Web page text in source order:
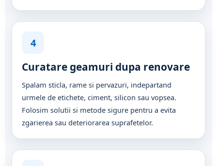
4
Curatare geamuri dupa renovare
Spalam sticla, rame si pervazuri, indepartand
urmele de etichete, ciment, silicon sau vopsea.
Folosim solutii si metode sigure pentru a evita
zgarierea sau deteriorarea suprafetelor.